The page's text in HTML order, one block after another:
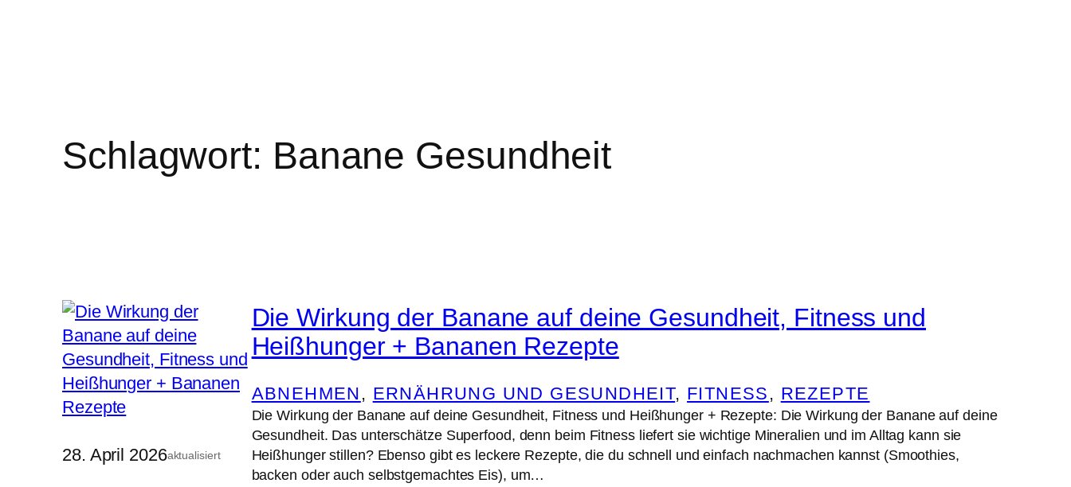
Schlagwort: Banane Gesundheit
28. April 2026aktualisiert
Die Wirkung der Banane auf deine Gesundheit, Fitness und
Heißhunger + Bananen Rezepte
ABNEHMEN , ERNÄHRUNG UND GESUNDHEIT, FITNESS , REZEPTE
Die Wirkung der Banane auf deine Gesundheit, Fitness und Heißhunger + Rezepte: Die Wirkung der Banane auf deine
Gesundheit. Das unterschätze Superfood, denn beim Fitness liefert sie wichtige Mineralien und im Alltag kann sie
Heißhunger stillen? Ebenso gibt es leckere Rezepte, die du schnell und einfach nachmachen kannst (Smoothies,
backen oder auch selbstgemachtes Eis), um…